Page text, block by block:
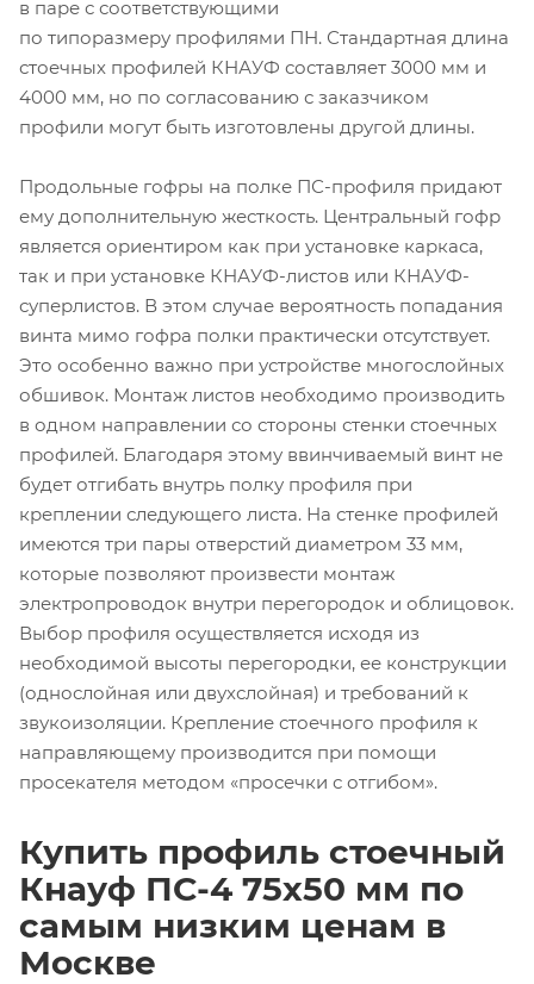
в паре с соответствующими
по типоразмеру профилями ПН. Стандартная длина
стоечных профилей КНАУФ составляет 3000 мм и
4000 мм, но по согласованию с заказчиком
профили могут быть изготовлены другой длины.
Продольные гофры на полке ПС-профиля придают
ему дополнительную жесткость. Центральный гофр
является ориентиром как при установке каркаса,
так и при установке КНАУФ-листов или КНАУФ-
суперлистов. В этом случае вероятность попадания
винта мимо гофра полки практически отсутствует.
Это особенно важно при устройстве многослойных
обшивок. Монтаж листов необходимо производить
в одном направлении со стороны стенки стоечных
профилей. Благодаря этому ввинчиваемый винт не
будет отгибать внутрь полку профиля при
креплении следующего листа. На стенке профилей
имеются три пары отверстий диаметром 33 мм,
которые позволяют произвести монтаж
электропроводок внутри перегородок и облицовок.
Выбор профиля осуществляется исходя из
необходимой высоты перегородки, ее конструкции
(однослойная или двухслойная) и требований к
звукоизоляции. Крепление стоечного профиля к
направляющему производится при помощи
просекателя методом «просечки с отгибом».
Купить профиль стоечный
Кнауф ПС-4 75х50 мм по
самым низким ценам в
Москве